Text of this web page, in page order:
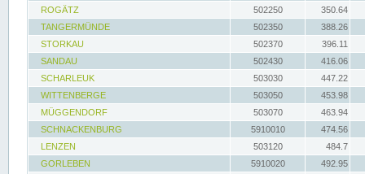
ROGÄTZ
502250
350.64
TANGERMÜNDE
502350
388.26
STORKAU
502370
396.11
SANDAU
502430
416.06
SCHARLEUK
503030
447.22
WITTENBERGE
503050
453.98
MÜGGENDORF
503070
463.94
SCHNACKENBURG
5910010
474.56
LENZEN
503120
484.7
GORLEBEN
5910020
492.95